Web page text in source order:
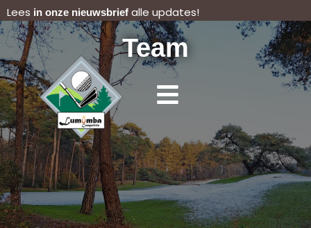
Lees in onze nieuwsbrief alle updates!
Team